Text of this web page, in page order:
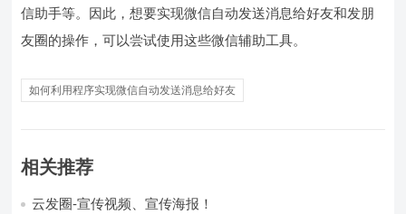
信助手等。因此，想要实现微信自动发送消息给好友和发朋
友圈的操作，可以尝试使用这些微信辅助工具。
如何利用程序实现微信自动发送消息给好友
相关推荐
云发圈-宣传视频、宣传海报！